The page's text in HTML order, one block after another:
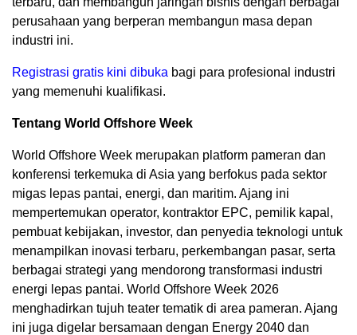
perusahaan yang berperan membangun masa depan
industri ini.
Registrasi gratis kini dibuka bagi para profesional industri
yang memenuhi kualifikasi.
Tentang World Offshore Week
World Offshore Week merupakan platform pameran dan
konferensi terkemuka di Asia yang berfokus pada sektor
migas lepas pantai, energi, dan maritim. Ajang ini
mempertemukan operator, kontraktor EPC, pemilik kapal,
pembuat kebijakan, investor, dan penyedia teknologi untuk
menampilkan inovasi terbaru, perkembangan pasar, serta
berbagai strategi yang mendorong transformasi industri
energi lepas pantai. World Offshore Week 2026
menghadirkan tujuh teater tematik di area pameran. Ajang
ini juga digelar bersamaan dengan Energy 2040 dan